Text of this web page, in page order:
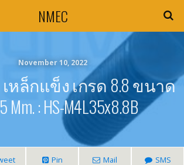
NMEC
November 10, 2022
หล็กแข็ง เกรด 8.8 ขนาด
Mm. : HS-M4L35x8.8B
Pin Mail SMS